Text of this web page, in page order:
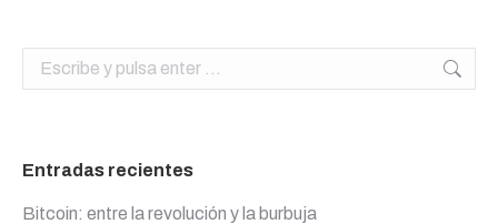
Buscar:
Entradas recientes
Bitcoin: entre la revolución y la burbuja